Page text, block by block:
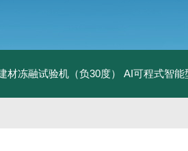
材冻融试验机（负30度） AI可程式智能